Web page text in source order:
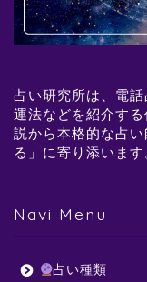
占い研究所は、電
運法などを紹介す
説から本格的な占
る」に寄り添います
Navi Menu
占い種類